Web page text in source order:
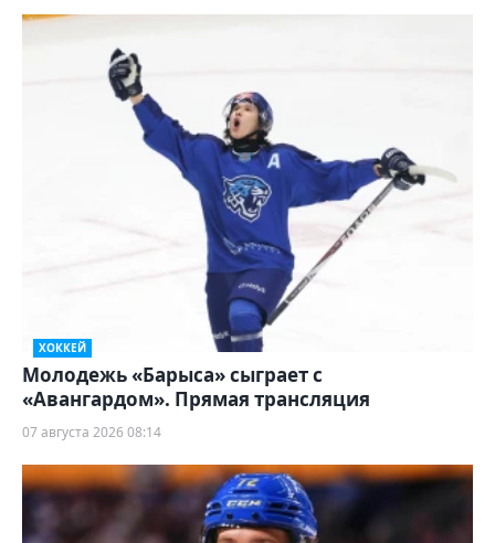
ХОККЕЙ
Молодежь «Барыса» сыграет с
«Авангардом». Прямая трансляция
07 августа 2026 08:14